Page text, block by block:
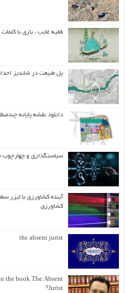
فقیه غایب ، بازی با
پل طبیعت در شاندیز
دانلود نقشه پایانه
سیاستگذاری و چهارچوب
آینده کشاورزی با لیزر
کشاورزی
the absent jurist
the book The Absent
Jurist?